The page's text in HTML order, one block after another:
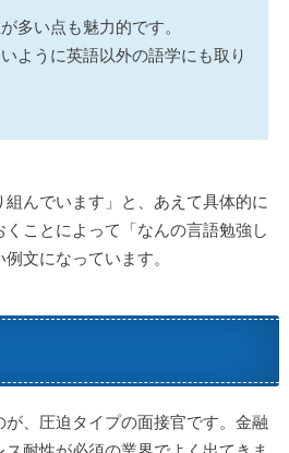
多い点も魅力的です。
ように英語以外の語学にも取り
組んでいます」と、あえて具体的に
ことによって「なんの言語勉強し
文になっています。
、圧迫タイプの面接官です。金融